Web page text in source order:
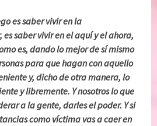
es saber vivir en la
saber vivir en el aquí y el ahora,
es, dando lo mejor de sí mismo
para que hagan con aquello
y, dicho de otra manera, lo
y libremente. Y nosotros lo que
a la gente, darles el poder. Y si
como víctima vas a caer en